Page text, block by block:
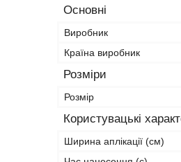
Основні
Виробник
Країна виробник
Розміри
Розмір
Користувацькі
Ширина аплікації (см)